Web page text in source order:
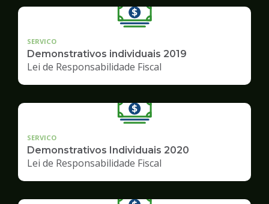
SERVICO
Demonstrativos individuais 2019
Lei de Responsabilidade Fiscal
SERVICO
Demonstrativos Individuais 2020
Lei de Responsabilidade Fiscal